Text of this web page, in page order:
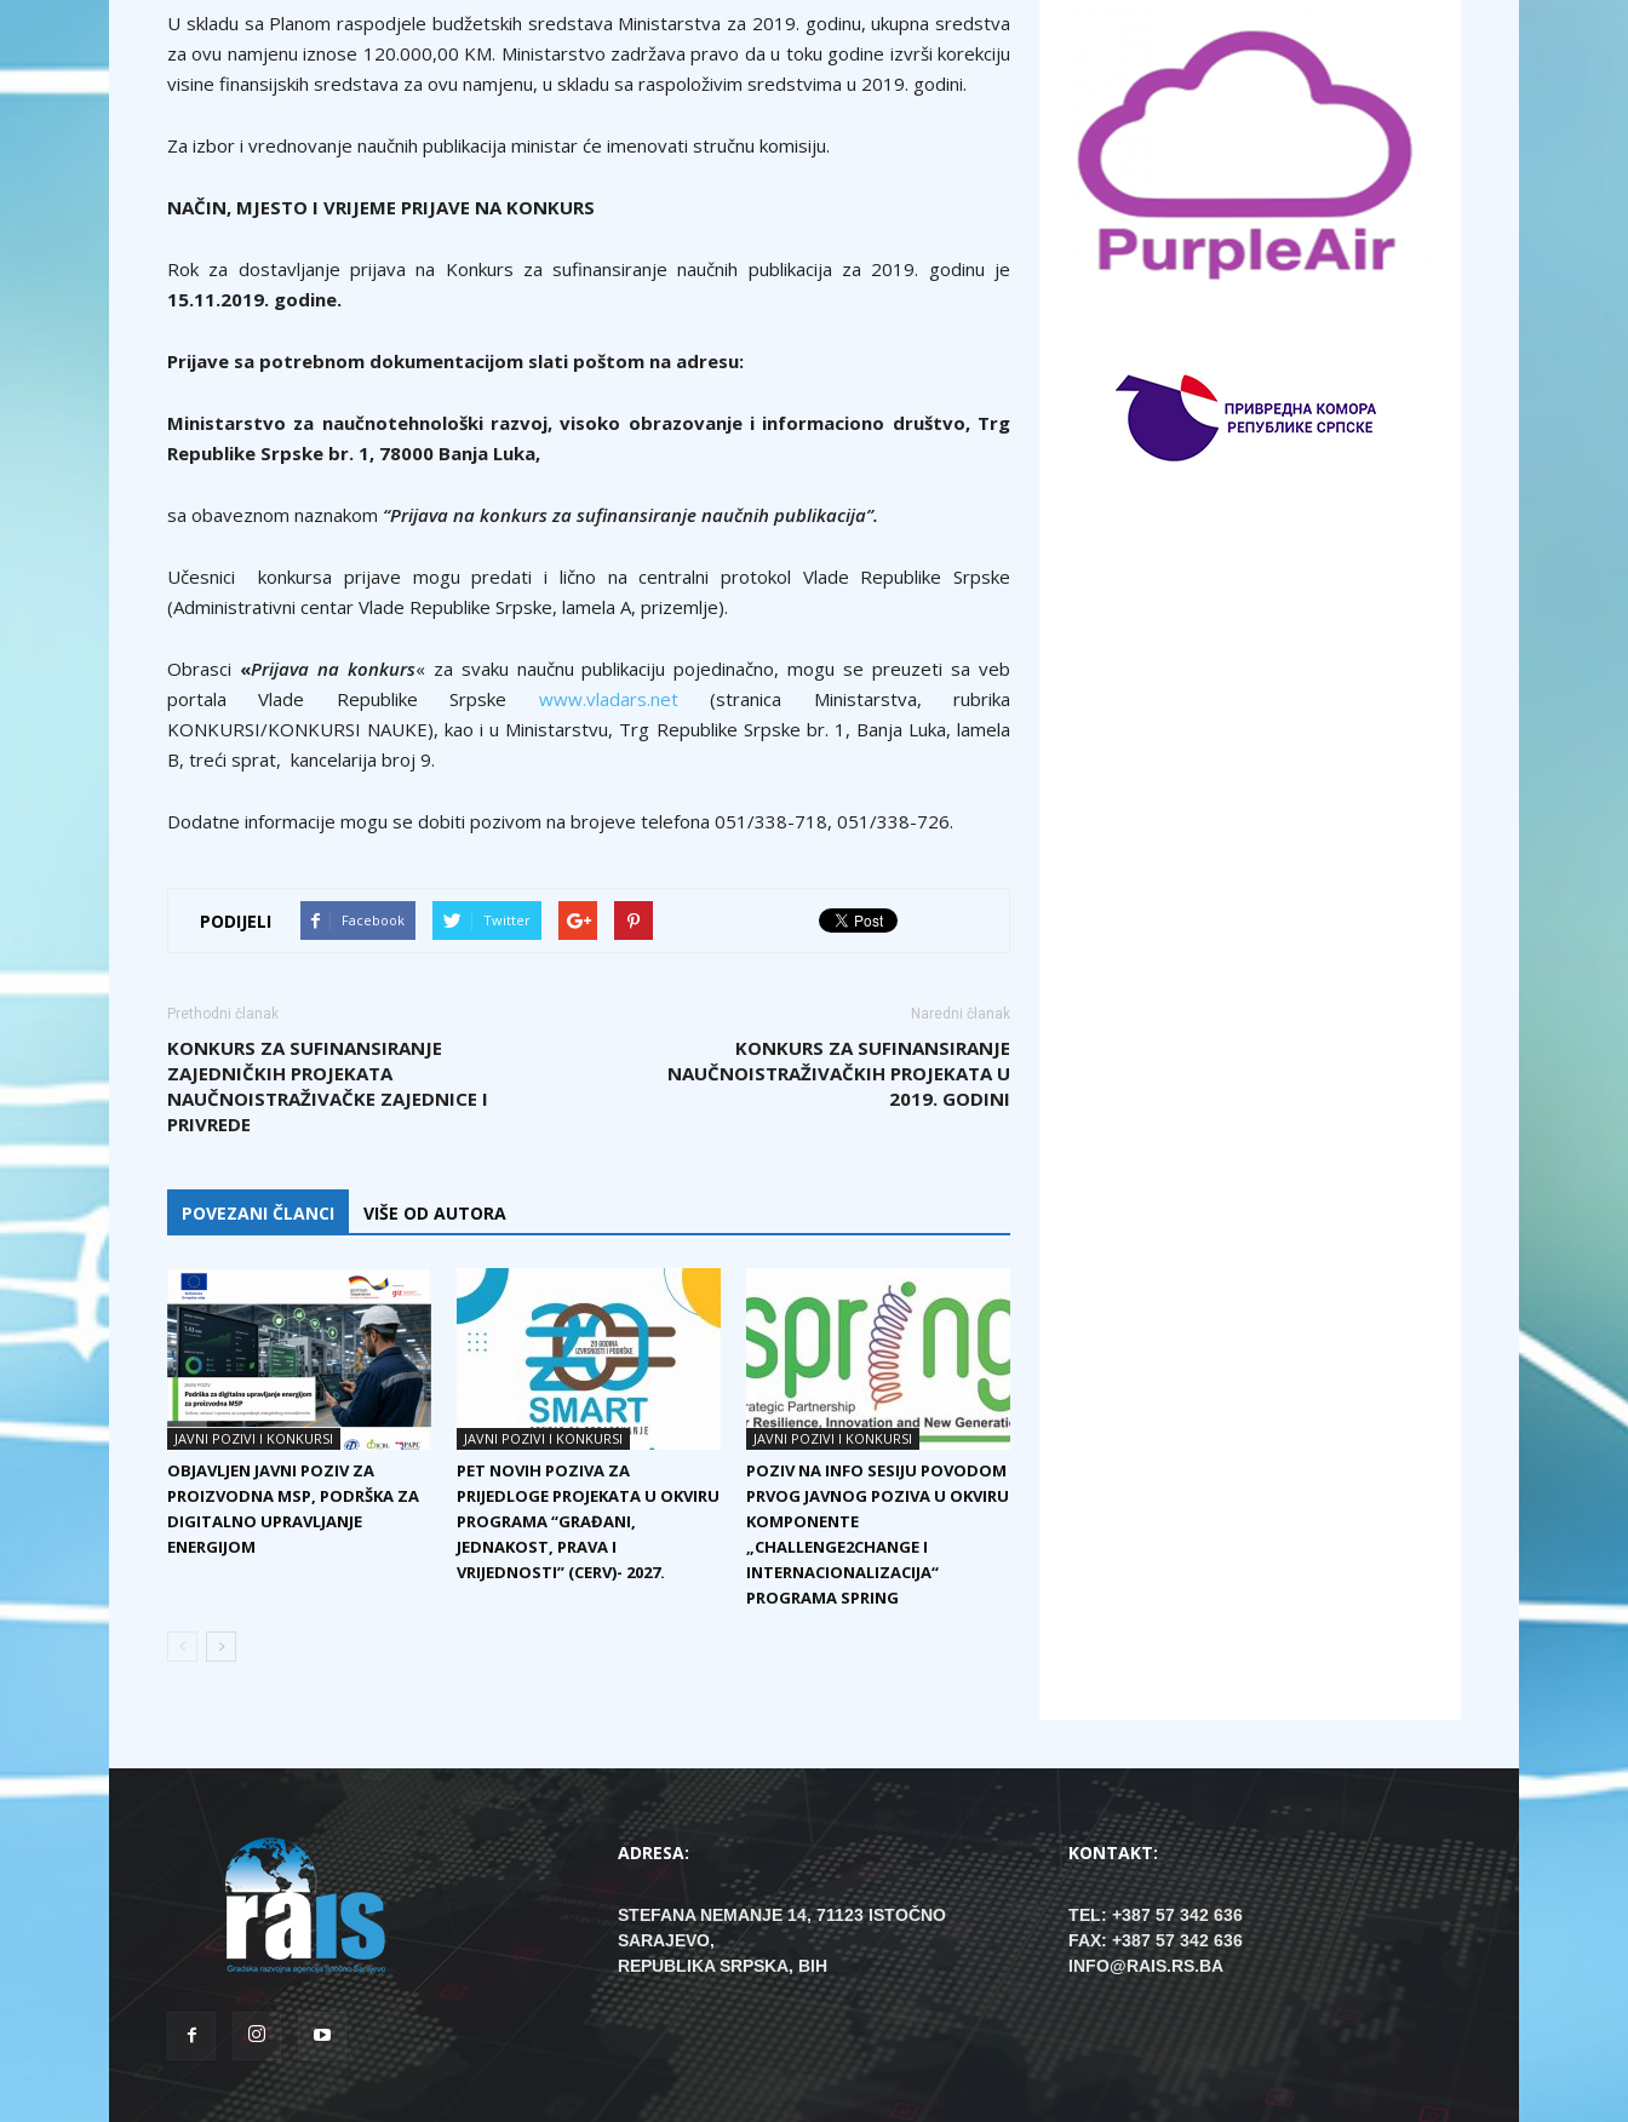
U skladu sa Planom raspodjele budžetskih sredstava Ministarstva za 2019. godinu, ukupna sredstva
za ovu namjenu iznose 120.000,00 KM. Ministarstvo zadržava pravo da u toku godine izvrši korekciju
visine finansijskih sredstava za ovu namjenu, u skladu sa raspoloživim sredstvima u 2019. godini.
Za izbor i vrednovanje naučnih publikacija ministar će imenovati stručnu komisiju.
NAČIN, MJESTO I VRIJEME PRIJAVE NA KONKURS
Rok za dostavljanje prijava na Konkurs za sufinansiranje naučnih publikacija za 2019. godinu je
15.11.2019. godine.
Prijave sa potrebnom dokumentacijom slati poštom na adresu:
Ministarstvo za naučnotehnološki razvoj, visoko obrazovanje i informaciono društvo, Trg
Republike Srpske br. 1, 78000 Banja Luka,
sa obaveznom naznakom “Prijava na konkurs za sufinansiranje naučnih publikacija”.
Učesnici konkursa prijave mogu predati i lično na centralni protokol Vlade Republike Srpske
(Administrativni centar Vlade Republike Srpske, lamela A, prizemlje).
Obrasci «Prijava na konkurs« za svaku naučnu publikaciju pojedinačno, mogu se preuzeti sa veb
portala Vlade Republike Srpske www.vladars.net(stranica Ministarstva, rubrika
KONKURSI/KONKURSI NAUKE), kao i u Ministarstvu, Trg Republike Srpske br. 1, Banja Luka, lamela
B, treći sprat, kancelarija broj 9.
Dodatne informacije mogu se dobiti pozivom na brojeve telefona 051/338-718, 051/338-726.
PODIJELI Facebook Twitter
Prethodni članak
KONKURS ZA SUFINANSIRANJE
ZAJEDNIČKIH PROJEKATA
NAUČNOISTRAŽIVAČKE ZAJEDNICE I
PRIVREDE
Naredni članak
KONKURS ZA SUFINANSIRANJE
NAUČNOISTRAŽIVAČKIH PROJEKATA U
2019. GODINI
POVEZANI ČLANCI VIŠE OD AUTORA
JAVNI POZIVI I KONKURSI
OBJAVLJEN JAVNI POZIV ZA
PROIZVODNA MSP, PODRŠKA ZA
DIGITALNO UPRAVLJANJE
ENERGIJOM
JAVNI POZIVI I KONKURSI
PET NOVIH POZIVA ZA
PRIJEDLOGE PROJEKATA U OKVIRU
PROGRAMA “GRAĐANI,
JEDNAKOST, PRAVA I
VRIJEDNOSTI” (CERV)- 2027.
JAVNI POZIVI I KONKURSI
POZIV NA INFO SESIJU POVODOM
PRVOG JAVNOG POZIVA U OKVIRU
KOMPONENTE
„CHALLENGE2CHANGE I
INTERNACIONALIZACIJA“
PROGRAMA SPRING
ADRESA:
STEFANA NEMANJE 14, 71123 ISTOČNO
SARAJEVO,
REPUBLIKA SRPSKA, BIH
KONTAKT:
TEL: +387 57 342 636
FAX: +387 57 342 636
INFO@RAIS.RS.BA